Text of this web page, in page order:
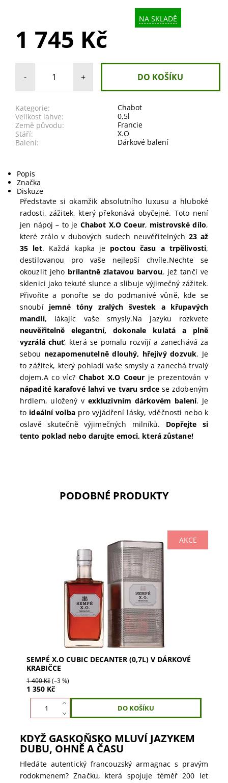
NA SKLADĚ
1 745 Kč
- +
Kategorie:
Chabot
Velikost lahve:
0,5l
Země původu:
Francie
Stáří:
X.O
Balení:
Dárkové balení
Popis
Značka
Diskuze
Představte si okamžik absolutního luxusu a hluboké
radosti, zážitek, který překonává obyčejné. Toto není
jen nápoj – to je Chabot X.O Coeur, mistrovské dílo,
které zrálo v dubových sudech neuvěřitelných 23 až
35 let. Každá kapka je poctou času a trpělivosti,
destilovanou pro vaše nejlepší chvíle.Nechte se
okouzlit jeho brilantně zlatavou barvou, jež tančí ve
sklenici jako tekuté slunce a slibuje výjimečný zážitek.
Přivoňte a ponořte se do podmanivé vůně, kde se
snoubí jemné tóny zralých švestek a křupavých
mandlí, lákajíc vaše smysly.Na jazyku rozkvete
neuvěřitelně elegantní, dokonale kulatá a plně
vyzrálá chuť, která se pomalu rozvíjí a zanechává za
sebou nezapomenutelně dlouhý, hřejivý dozvuk. Je
to zážitek, který pohladí vaše smysly a zanechá trvalý
dojem.A co víc? Chabot X.O Coeur je prezentován v
nápadité karafové lahvi ve tvaru srdcese zdobeným
hrdlem, uložený v exkluzivním dárkovém balení. Je
to ideální volbapro vyjádření lásky, vděčnosti nebo k
oslavě skutečně výjimečných milníků. Dopřejte si
tento poklad nebo darujte emoci, která zůstane!
PODOBNÉ PRODUKTY
AKCE
Sempé X.O Cubic Decanter 0,7l v dárkové krabičce.
Prémiový armagnac z nejlepších oblastí. Směs 10-
25 let starých destilátů s jantarovými odlesky....
SEMPÉ X.O CUBIC DECANTER (0,7L) V DÁRKOVÉ
KRABIČCE
1 400 Kč(–3 %)
1 350 Kč
KDYŽ GASKOŇSKO MLUVÍ JAZYKEM
DUBU, OHNĚ A ČASU
Hledáte autentický francouzský armagnac s pravým
rodokmenem? Značku, která spojuje téměř 200 let